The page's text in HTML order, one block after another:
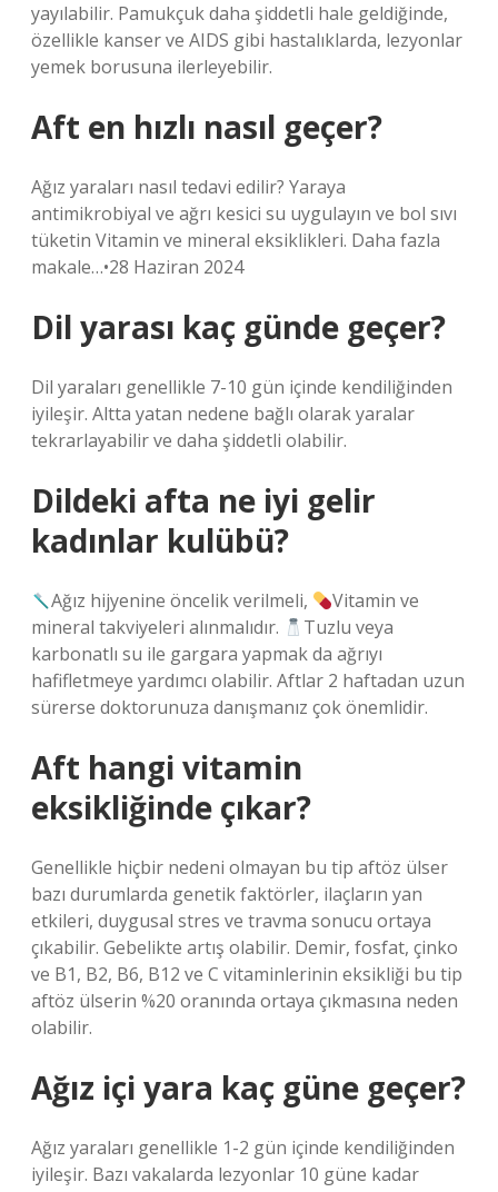
yayılabilir. Pamukçuk daha şiddetli hale geldiğinde,
özellikle kanser ve AIDS gibi hastalıklarda, lezyonlar
yemek borusuna ilerleyebilir.
Aft en hızlı nasıl geçer?
Ağız yaraları nasıl tedavi edilir? Yaraya
antimikrobiyal ve ağrı kesici su uygulayın ve bol sıvı
tüketin Vitamin ve mineral eksiklikleri. Daha fazla
makale…•28 Haziran 2024
Dil yarası kaç günde geçer?
Dil yaraları genellikle 7-10 gün içinde kendiliğinden
iyileşir. Altta yatan nedene bağlı olarak yaralar
tekrarlayabilir ve daha şiddetli olabilir.
Dildeki afta ne iyi gelir
kadınlar kulübü?
Ağız hijyenine öncelik verilmeli,
Vitamin ve
mineral takviyeleri alınmalıdır.
Tuzlu veya
karbonatlı su ile gargara yapmak da ağrıyı
hafifletmeye yardımcı olabilir. Aftlar 2 haftadan uzun
sürerse doktorunuza danışmanız çok önemlidir.
Aft hangi vitamin
eksikliğinde çıkar?
Genellikle hiçbir nedeni olmayan bu tip aftöz ülser
bazı durumlarda genetik faktörler, ilaçların yan
etkileri, duygusal stres ve travma sonucu ortaya
çıkabilir. Gebelikte artış olabilir. Demir, fosfat, çinko
ve B1, B2, B6, B12 ve C vitaminlerinin eksikliği bu tip
aftöz ülserin %20 oranında ortaya çıkmasına neden
olabilir.
Ağız içi yara kaç güne geçer?
Ağız yaraları genellikle 1-2 gün içinde kendiliğinden
iyileşir. Bazı vakalarda lezyonlar 10 güne kadar